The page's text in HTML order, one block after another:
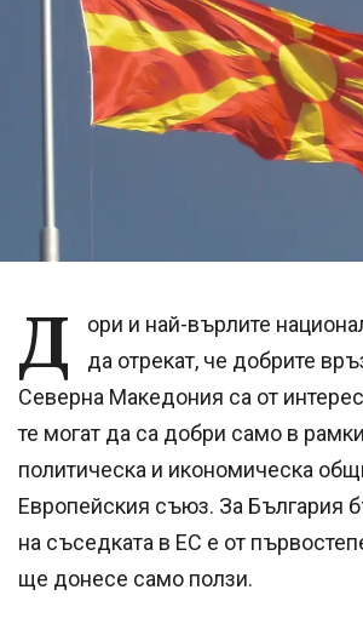
Д
ори и най-върлите
да отрекат, че добрите
Северна Македония са от
те могат да са добри само в
политическа и икономическа
Европейския съюз. За България
на съседката в ЕС е от
ще донесе само ползи.